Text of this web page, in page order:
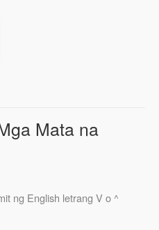
Mata na
ng English letrang V o ^